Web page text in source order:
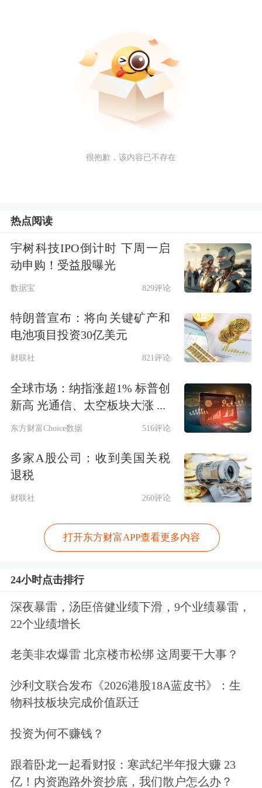
很抱歉，该内容已不存在
热点阅读
宇树科技IPO倒计时 下周一启
动申购！受益股曝光
数据宝 829评论
特朗普宣布：将向关键矿产和
电池项目投资30亿美元
财联社 821评论
全球市场：纳指涨超1% 标普创
新高 光通信、太空板块大涨 ...
东方财富Choice数据 516评论
多家A股公司：收到美国关税
退税
财联社 260评论
打开东方财富APP查看更多内容
24小时点击排行
深夜暴雷，汤臣倍健业绩下滑，9个业绩暴雷，
22个业绩增长
老美非农爆雷 北京楼市松绑 这周要干大事？
沙利文联合发布《2026港股18A蓝皮书》：生
物科技板块完成价值跃迁
投资为何不赚钱？
跟着卧龙一起看财报：寒武纪半年报大赚 23
亿！内资跑路外资抄底，我们散户怎么办？